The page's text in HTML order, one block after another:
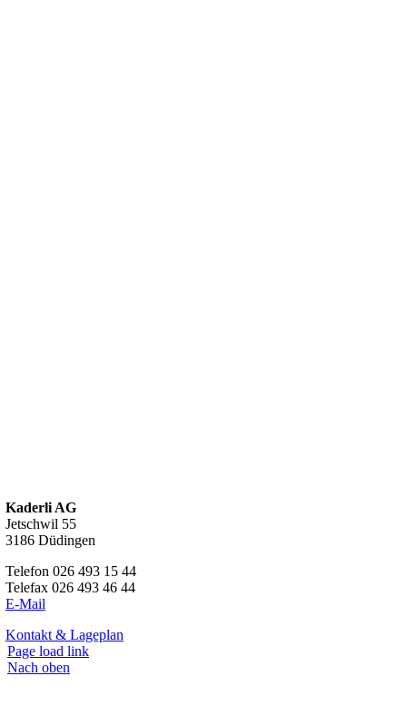
Kaderli AG
Jetschwil 55
3186 Düdingen
Telefon 026 493 15 44
Telefax 026 493 46 44
E-Mail
Kontakt & Lageplan
Page load link
Nach oben